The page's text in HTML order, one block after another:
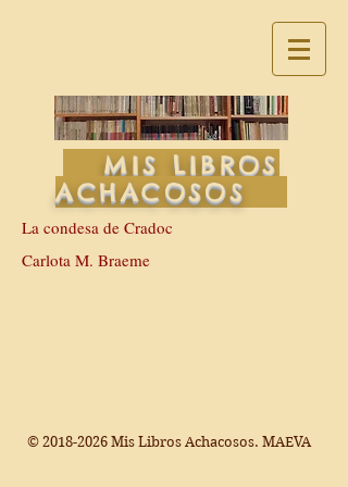
MIS LIBROS
ACHACOSOS
La condesa de Cradoc
Carlota M. Braeme
© 2018-2026 Mis Libros Achacosos. MAEVA